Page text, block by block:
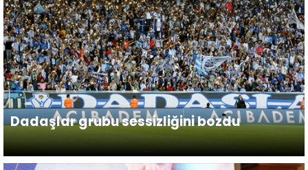
Dadaşlar grubu sessizliğini bozdu